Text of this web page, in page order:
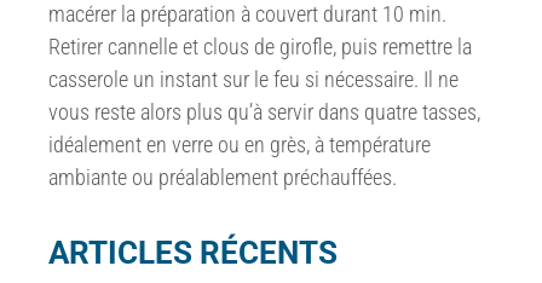
macérer la préparation à couvert durant 10 min.
Retirer cannelle et clous de girofle, puis remettre la
casserole un instant sur le feu si nécessaire. Il ne
vous reste alors plus qu’à servir dans quatre tasses,
idéalement en verre ou en grès, à température
ambiante ou préalablement préchauffées.
ARTICLES RÉCENTS